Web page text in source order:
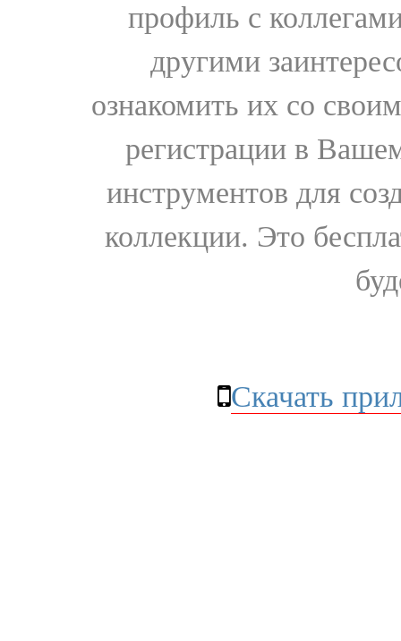
профиль с
другими
ознакомить их со
регистрации в
инструментов для
коллекции. Это
Скачать